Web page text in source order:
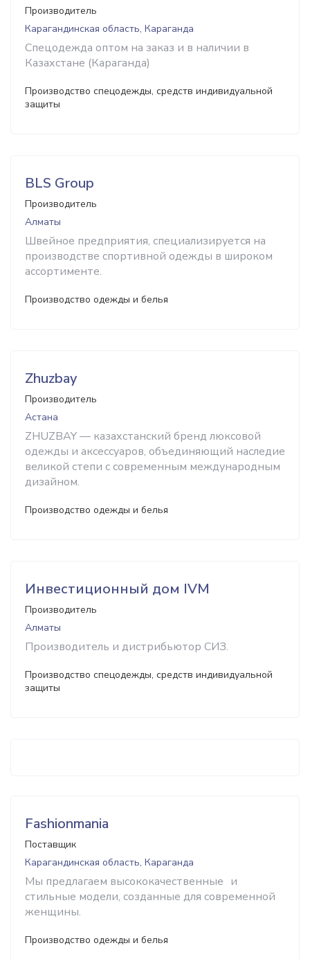
Производитель
Карагандинская область, Караганда
Спецодежда оптом на заказ и в наличии в
Казахстане (Караганда)
Производство спецодежды, средств индивидуальной
защиты
BLS Group
Производитель
Алматы
Швейное предприятия, специализируется на
производстве спортивной одежды в широком
ассортименте.
Производство одежды и белья
Zhuzbay
Производитель
Астана
ZHUZBAY — казахстанский бренд люксовой
одежды и аксессуаров, объединяющий наследие
великой степи с современным международным
дизайном.
Производство одежды и белья
Инвестиционный дом IVM
Производитель
Алматы
Производитель и дистрибьютор СИЗ.
Производство спецодежды, средств индивидуальной
защиты
Fashionmania
Поставщик
Карагандинская область, Караганда
Мы предлагаем высококачественные и
стильные модели, созданные для современной
женщины.
Производство одежды и белья